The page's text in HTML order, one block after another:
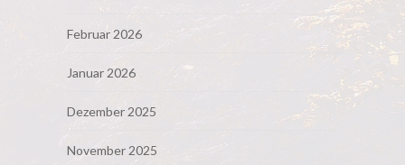
Februar 2026
Januar 2026
Dezember 2025
November 2025